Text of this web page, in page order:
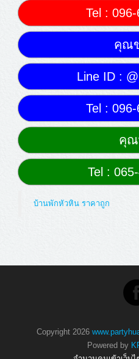
Tel :
คุณ
Line ID :
Tel :
คุ
Tel :
บ้านพักหัวหิน ราคาถูก
Copyright 2026
Powered by